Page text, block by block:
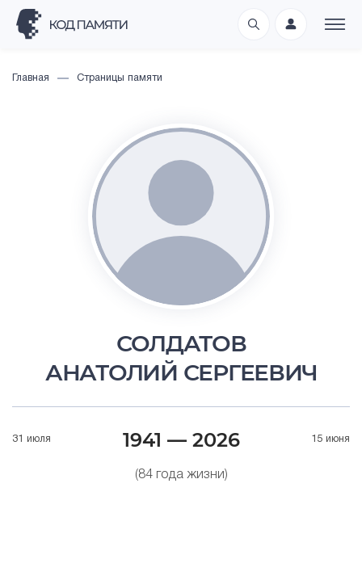
Главная Страницы памяти
СОЛДАТОВ
АНАТОЛИЙ СЕРГЕЕВИЧ
31 июля 1941 — 2026
(84 года жизни)
15 июня